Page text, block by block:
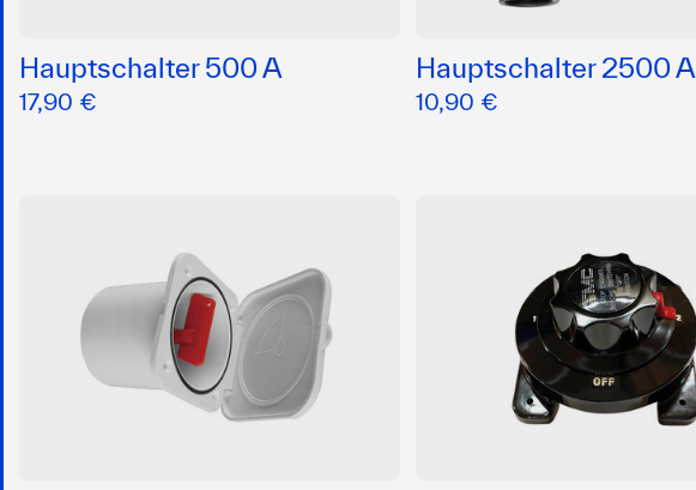
Hauptschalter 500 A
17,90 €
Hauptschalter 2500 A
10,90 €